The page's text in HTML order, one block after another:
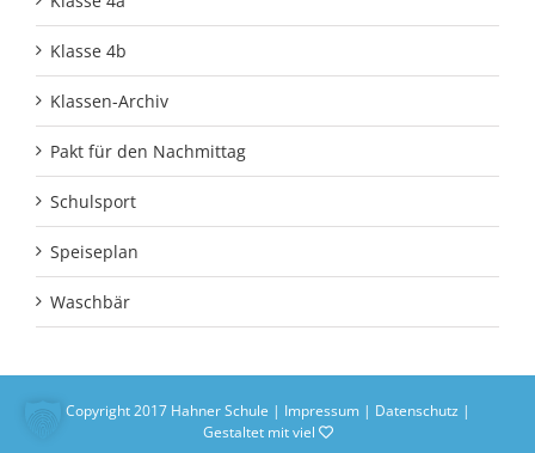
Klasse 4b
Klassen-Archiv
Pakt für den Nachmittag
Schulsport
Speiseplan
Waschbär
Copyright 2017 Hahner Schule | Impressum| Datenschutz |
Gestaltet mit viel